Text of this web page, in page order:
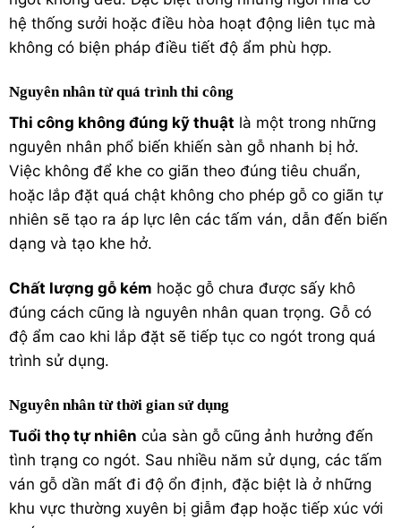
hệ thống sưởi hoặc điều hòa hoạt động liên tục mà
không có biện pháp điều tiết độ ẩm phù hợp.
Nguyên nhân từ quá trình thi công
Thi công không đúng kỹ thuật là một trong những
nguyên nhân phổ biến khiến sàn gỗ nhanh bị hở.
Việc không để khe co giãn theo đúng tiêu chuẩn,
hoặc lắp đặt quá chật không cho phép gỗ co giãn tự
nhiên sẽ tạo ra áp lực lên các tấm ván, dẫn đến biến
dạng và tạo khe hở.
Chất lượng gỗ kém hoặc gỗ chưa được sấy khô
đúng cách cũng là nguyên nhân quan trọng. Gỗ có
độ ẩm cao khi lắp đặt sẽ tiếp tục co ngót trong quá
trình sử dụng.
Nguyên nhân từ thời gian sử dụng
Tuổi thọ tự nhiên của sàn gỗ cũng ảnh hưởng đến
tình trạng co ngót. Sau nhiều năm sử dụng, các tấm
ván gỗ dần mất đi độ ổn định, đặc biệt là ở những
khu vực thường xuyên bị giẫm đạp hoặc tiếp xúc với